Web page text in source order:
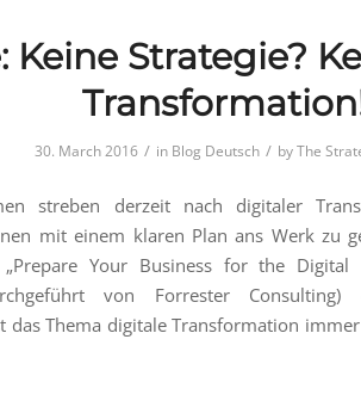
Keine Strategie?
30. March 2016 / in Blog Deutsch / byThe
streben derzeit nach digitaler
mit einem klaren Plan ans Werk zu
Your Business for the Digital
von Forrester
das Thema digitale Transformation